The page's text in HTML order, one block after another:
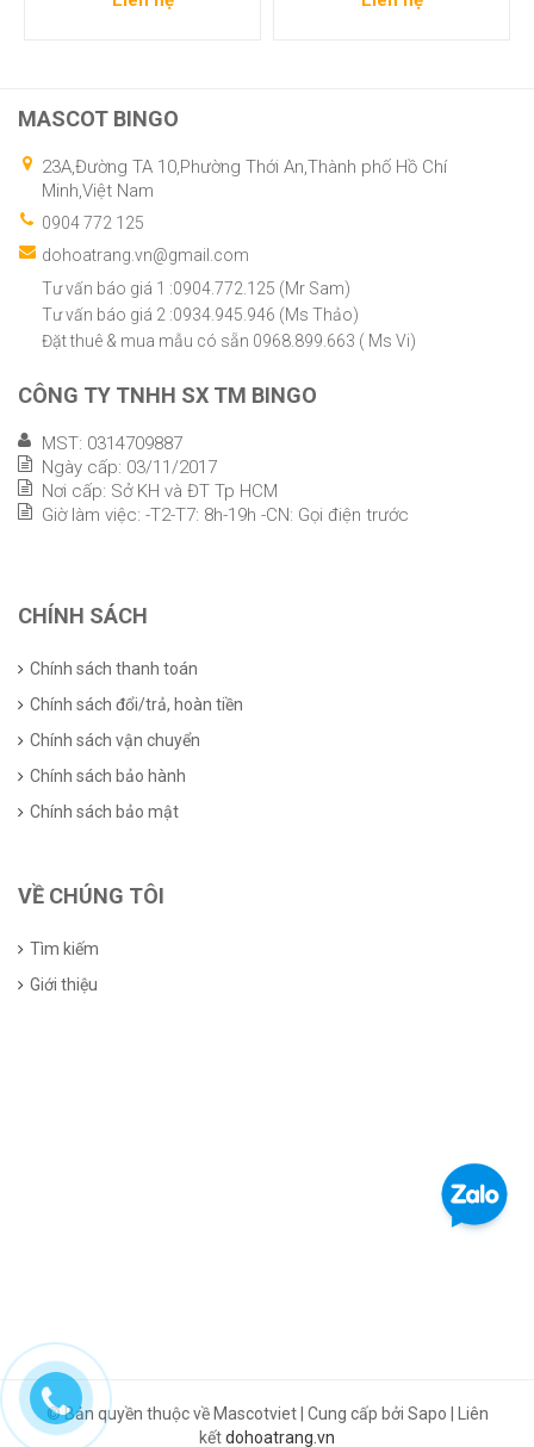
MASCOT BINGO
23A,Đường TA 10,Phường Thới An,Thành phố Hồ Chí
Minh,Việt Nam
0904 772 125
dohoatrang.vn@gmail.com
Tư vấn báo giá 1 :0904.772.125 (Mr Sam)
Tư vấn báo giá 2 :0934.945.946 (Ms Thảo)
Đặt thuê & mua mẫu có sẵn 0968.899.663 ( Ms Vi)
CÔNG TY TNHH SX TM BINGO
MST: 0314709887
Ngày cấp: 03/11/2017
Nơi cấp: Sở KH và ĐT Tp HCM
Giờ làm việc: -T2-T7: 8h-19h -CN: Gọi điện trước
CHÍNH SÁCH
Chính sách thanh toán
Chính sách đổi/trả, hoàn tiền
Chính sách vận chuyển
Chính sách bảo hành
Chính sách bảo mật
VỀ CHÚNG TÔI
Tìm kiếm
Giới thiệu
© Bản quyền thuộc về Mascotviet | Cung cấp bởi Sapo | Liên
kếtdohoatrang.vn